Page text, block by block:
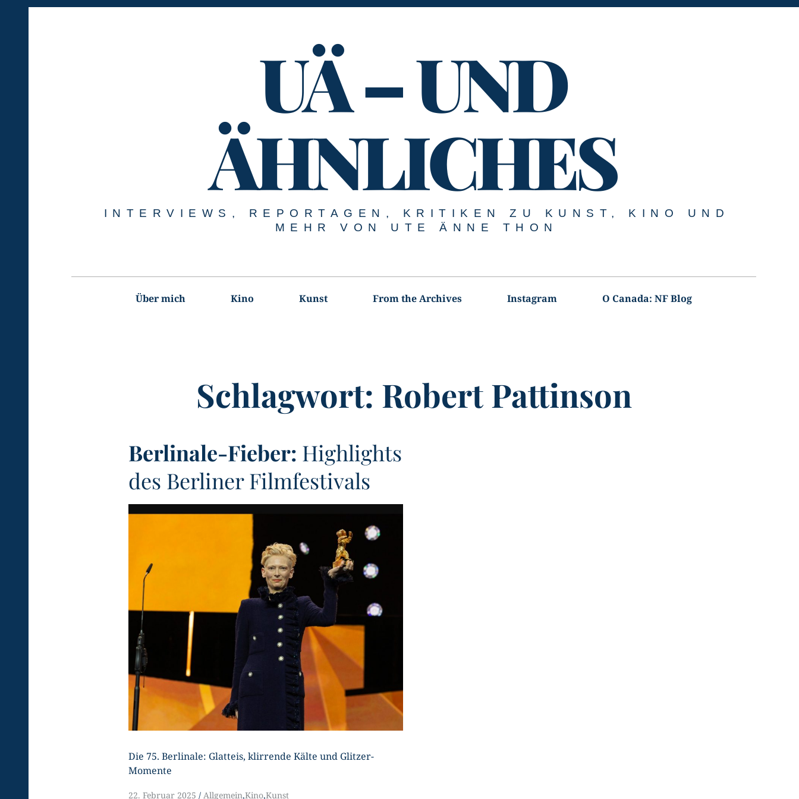
UÄ – UND
ÄHNLICHES
INTERVIEWS, REPORTAGEN, KRITIKEN ZU KUNST, KINO UND
MEHR VON UTE ÄNNE THON
Über mich Kino Kunst From the Archives Instagram O Canada: NF Blog
Schlagwort: Robert Pattinson
Berlinale-Fieber: Highlights
des Berliner Filmfestivals
U
Die 75. Berlinale: Glatteis, klirrende Kälte und Glitzer-
Momente
22. Februar 2025 Allgemein,Kino,Kunst